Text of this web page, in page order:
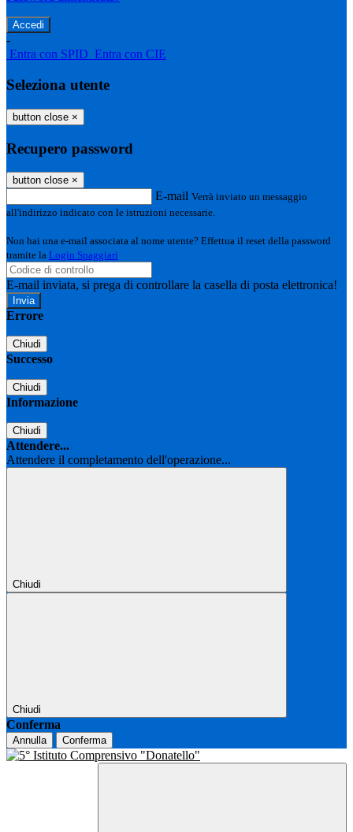
-
Entra con SPID Entra con CIE
Seleziona utente
button close ×
Recupero password
button close ×
E-mail Verrà inviato un messaggio
all'indirizzo indicato con le istruzioni necessarie.
Non hai una e-mail associata al nome utente? Effettua il reset della password
tramite la Login Spaggiari
E-mail inviata, si prega di controllare la casella di posta elettronica!
Errore
Chiudi
Successo
Chiudi
Informazione
Chiudi
Attendere...
Attendere il completamento dell'operazione...
Chiudi
Chiudi
Conferma
Annulla Conferma